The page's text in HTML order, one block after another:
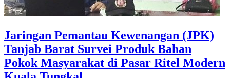
Jaringan Pemantau Kewenangan (JPK)
Tanjab Barat Survei Produk Bahan
Pokok Masyarakat di Pasar Ritel Modern